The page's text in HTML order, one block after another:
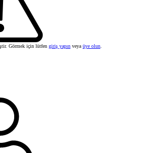
Görmek için lütfen giriş yapın veya üye olun